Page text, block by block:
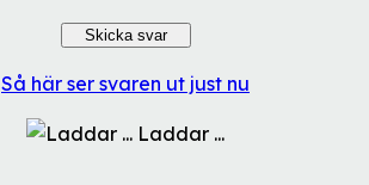
Så här ser svaren ut just nu
Laddar ...